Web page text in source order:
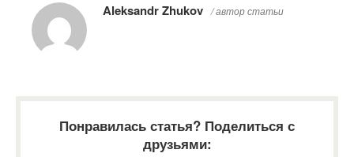
Aleksandr Zhukov / автор статьи
Понравилась статья? Поделиться с
друзьями: